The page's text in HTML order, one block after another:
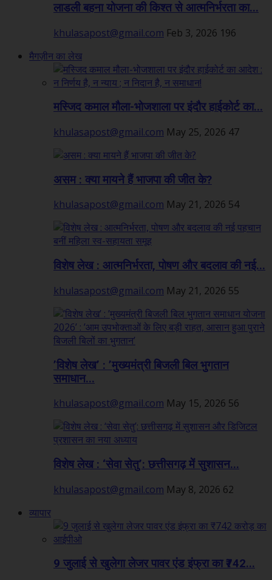
लाडली बहना योजना की किश्त से आत्मनिर्भरता का...
khulasapost@gmail.com Feb 3, 2026 196
मैगज़ीन का लेख
मस्जिद कमाल मौला-भोजशाला पर इंदौर हाईकोर्ट का...
khulasapost@gmail.com May 25, 2026 47
असम : क्या मायने हैं भाजपा की जीत के?
khulasapost@gmail.com May 21, 2026 54
विशेष लेख : आत्मनिर्भरता, पोषण और बदलाव की नई...
khulasapost@gmail.com May 21, 2026 55
’विशेष लेख’ : ’मुख्यमंत्री बिजली बिल भुगतान
समाधान...
khulasapost@gmail.com May 15, 2026 56
विशेष लेख : ‘सेवा सेतु’: छत्तीसगढ़ में सुशासन...
khulasapost@gmail.com May 8, 2026 62
व्यापार
9 जुलाई से खुलेगा लेजर पावर एंड इंफ्रा का ₹742...